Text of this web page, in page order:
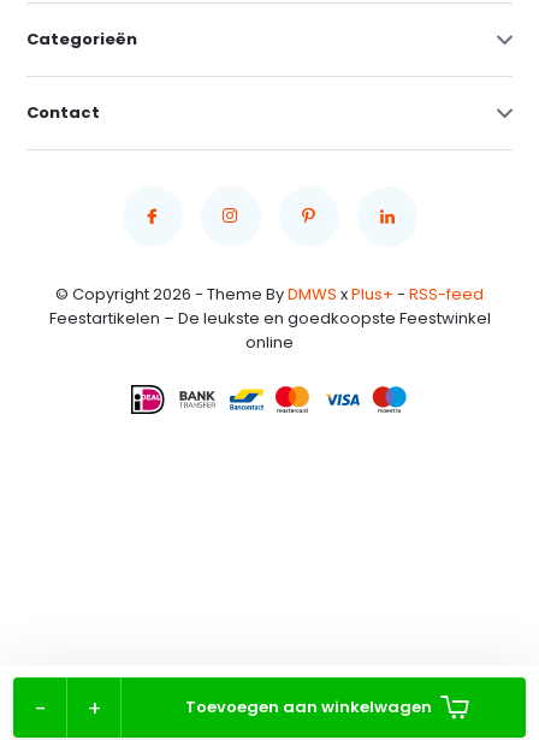
+
- Toevoegen aan winkelwagen
Categorieën
Contact
© Copyright 2026 - Theme ByDMWS xPlus+ - RSS-feed
Feestartikelen – De leukste en goedkoopste Feestwinkel
online